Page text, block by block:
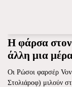
Η φάρσα
άλλη μια
Οι Ρώσοι φαρσέρ
Στολιάροφ) μιλούν